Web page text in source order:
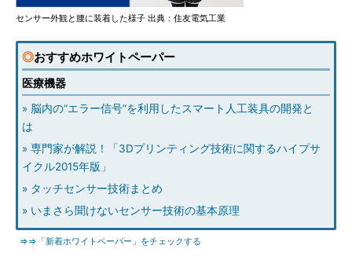
センサー外観と腰に装着した様子 出典：住友電気工業
◎おすすめホワイトペーパー
医療機器
» 脳内の“エラー信号”を利用したスマート人工装具の開発と
は
» 専門家が解説！「3Dプリンティング技術に関するハイプサ
イクル2015年版」
» タッチセンサー技術まとめ
» いまさら聞けないセンサー技術の基本原理
⇒⇒「新着ホワイトペーパー」をチェックする